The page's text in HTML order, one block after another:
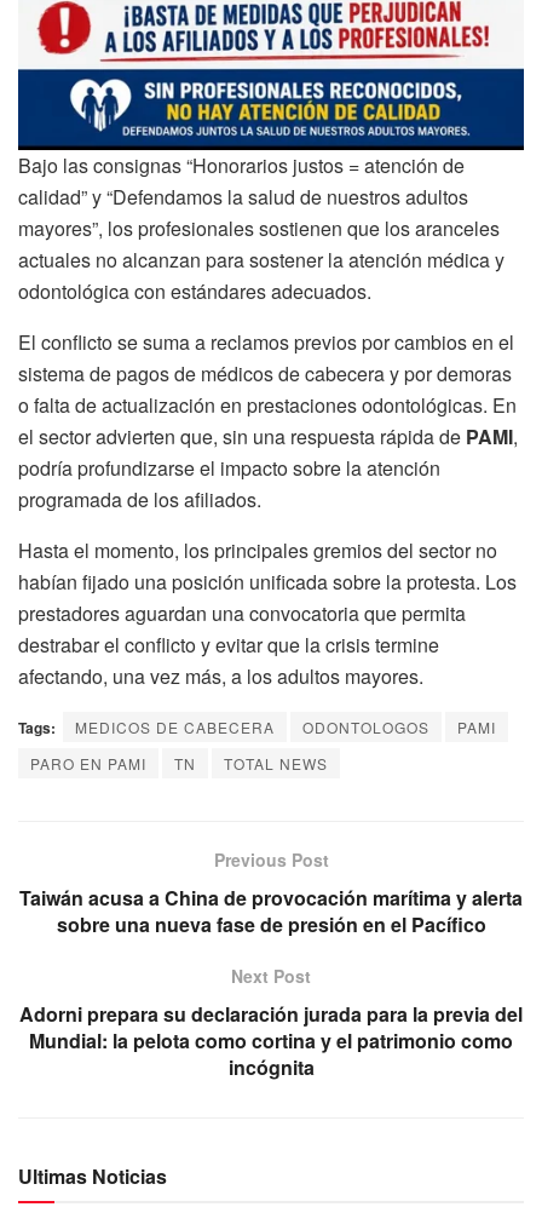
Bajo las consignas “Honorarios justos = atención de
calidad” y “Defendamos la salud de nuestros adultos
mayores”, los profesionales sostienen que los aranceles
actuales no alcanzan para sostener la atención médica y
odontológica con estándares adecuados.
El conflicto se suma a reclamos previos por cambios en el
sistema de pagos de médicos de cabecera y por demoras
o falta de actualización en prestaciones odontológicas. En
el sector advierten que, sin una respuesta rápida de PAMI,
podría profundizarse el impacto sobre la atención
programada de los afiliados.
Hasta el momento, los principales gremios del sector no
habían fijado una posición unificada sobre la protesta. Los
prestadores aguardan una convocatoria que permita
destrabar el conflicto y evitar que la crisis termine
afectando, una vez más, a los adultos mayores.
Tags: MEDICOS DE CABECERA ODONTOLOGOS
PAMI
PARO EN PAMI
TN TOTAL NEWS
Previous Post
Taiwán acusa a China de provocación marítima y alerta
sobre una nueva fase de presión en el Pacífico
Next Post
Adorni prepara su declaración jurada para la previa del
Mundial: la pelota como cortina y el patrimonio como
incógnita
Ultimas Noticias